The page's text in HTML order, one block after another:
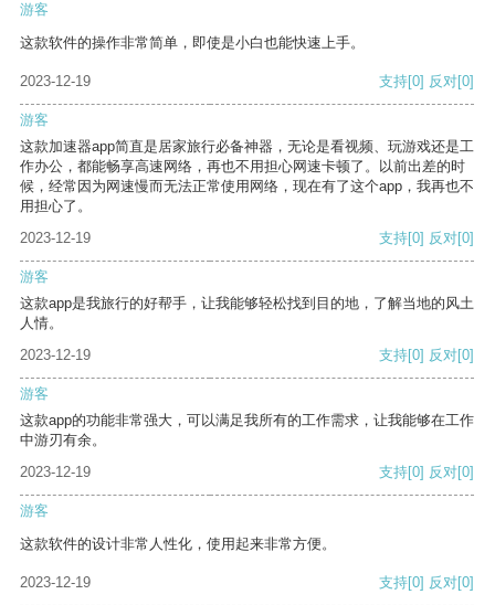
游客
这款软件的操作非常简单，即使是小白也能快速上手。
2023-12-19 支持[0] 反对[0]
游客
这款加速器app简直是居家旅行必备神器，无论是看视频、玩游戏还是工
作办公，都能畅享高速网络，再也不用担心网速卡顿了。以前出差的时
候，经常因为网速慢而无法正常使用网络，现在有了这个app，我再也不
用担心了。
2023-12-19
支持[0] 反对[0]
游客
这款app是我旅行的好帮手，让我能够轻松找到目的地，了解当地的风土
人情。
2023-12-19
支持[0] 反对[0]
游客
这款app的功能非常强大，可以满足我所有的工作需求，让我能够在工作
中游刃有余。
2023-12-19
支持[0] 反对[0]
游客
这款软件的设计非常人性化，使用起来非常方便。
2023-12-19 支持[0] 反对[0]